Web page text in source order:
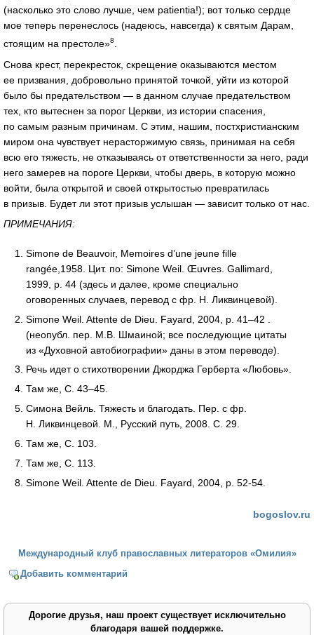
(насколько это слово лучше, чем patientia!); вот только сердце
мое теперь перенеслось (надеюсь, навсегда) к святым Дарам,
стоящим на престоле»8
Снова крест, перекресток, скрещение оказываются местом
ее призвания, добровольно принятой точкой, уйти из которой
было бы предательством — в данном случае предательством
тех, кто вытеснен за порог Церкви, из истории спасения,
по самым разным причинам. С этим, нашим, постхристианским
миром она чувствует нерасторжимую связь, принимая на себя
всю его тяжесть, не отказываясь от ответственности за него, ради
него замерев на пороге Церкви, чтобы дверь, в которую можно
войти, была открытой и своей открытостью превратилась
в призыв. Будет ли этот призыв услышан — зависит только от нас.
ПРИМЕЧАНИЯ:
Simone de Beauvoir, Memoires d’une jeune fille
rangée,1958. Цит. по: Simone Weil. Œuvres. Gallimard,
1999, p. 44 (здесь и далее, кроме специально
оговоренных случаев, перевод с фр. Н. Ликвинцевой).
Simone Weil. Attente de Dieu. Fayard, 2004, p.41–42
(неопубл. пер. М.В. Шмаиной; все последующие цитаты
из «Духовной автобиографии» даны в этом переводе).
Речь идет о стихотворении Джорджа Герберта «Любовь».
Там же, С.43–45.
Симона Вейль. Тяжесть и благодать. Пер. с фр.
Н. Ликвинцевой. М., Русский путь, 2008. С. 29.
Там же, С. 103.
Там же, С. 113.
Simone Weil. Attente de Dieu. Fayard, 2004, p.52-54.
bogoslov.ru
Международный клуб православных литераторов «Омилия»
Добавить комментарий
Дорогие друзья, наш проект существует исключительно
благодаря вашей поддержке.